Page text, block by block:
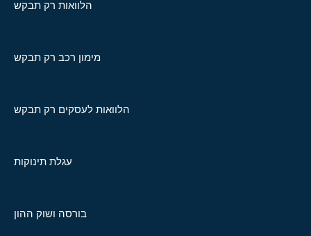
הלוואות רק תבקש
מימון רכב רק תבקש
הלוואות לעסקים רק תבקש
עגלת תינוקות
בורסה ושוק ההון